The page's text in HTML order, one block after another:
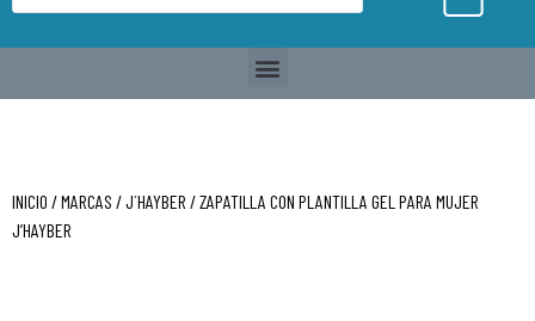
INICIO /MARCAS /J´HAYBER / ZAPATILLA CON PLANTILLA GEL PARA MUJER
J’HAYBER